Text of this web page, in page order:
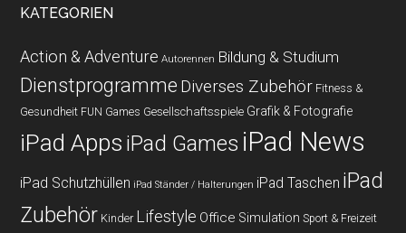
KATEGORIEN
Action & Adventure Autorennen Bildung & Studium
Dienstprogramme Diverses Zubehör Fitness &
Gesundheit FUN Games Gesellschaftsspiele Grafik & Fotografie
iPad Apps iPad Games iPad News
iPad Schutzhüllen iPad Ständer / Halterungen iPad Taschen iPad
Zubehör Kinder Lifestyle Office Simulation Sport & Freizeit